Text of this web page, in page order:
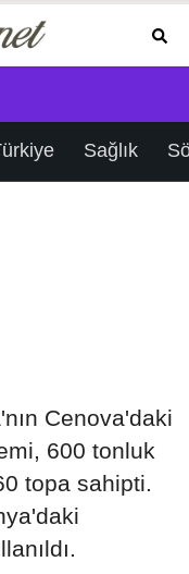
Sağlık
Cenova'daki
600 tonluk
topa sahipti.